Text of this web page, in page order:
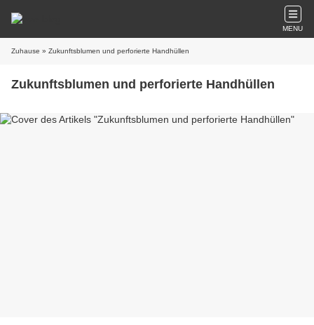
MENU
Zuhause » Zukunftsblumen und perforierte Handhüllen
Zukunftsblumen und perforierte Handhüllen